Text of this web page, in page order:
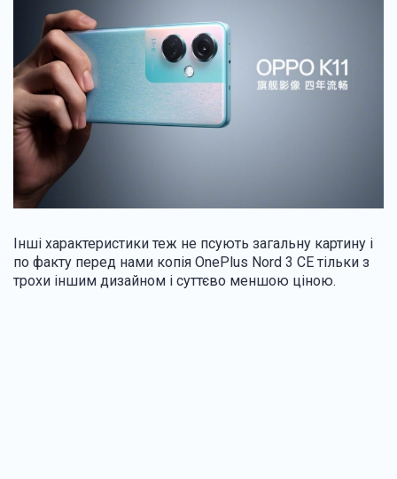
Інші характеристики теж не псують загальну картину і
по факту перед нами копія OnePlus Nord 3 CE тільки з
трохи іншим дизайном і суттєво меншою ціною.